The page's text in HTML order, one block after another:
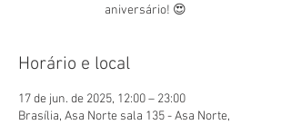
aniversário! 😍
Horário e local
17 de jun. de 2025, 12:00 – 23:00
Brasília, Asa Norte sala 135 - Asa Norte,